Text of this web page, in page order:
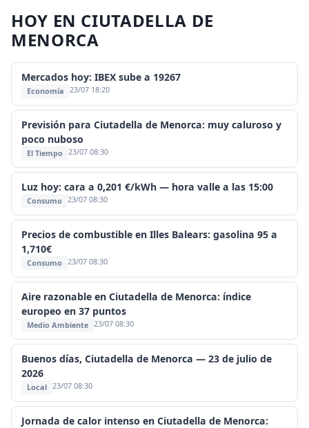
HOY EN CIUTADELLA DE
MENORCA
Mercados hoy: IBEX sube a 19267
Economía 23/07 18:20
Previsión para Ciutadella de Menorca: muy caluroso y
poco nuboso
El Tiempo 23/07 08:30
Luz hoy: cara a 0,201 €/kWh — hora valle a las 15:00
Consumo 23/07 08:30
Precios de combustible en Illes Balears: gasolina 95 a
1,710€
Consumo 23/07 08:30
Aire razonable en Ciutadella de Menorca: índice
europeo en 37 puntos
Medio Ambiente 23/07 08:30
Buenos días, Ciutadella de Menorca — 23 de julio de
2026
Local 23/07 08:30
Jornada de calor intenso en Ciutadella de Menorca: